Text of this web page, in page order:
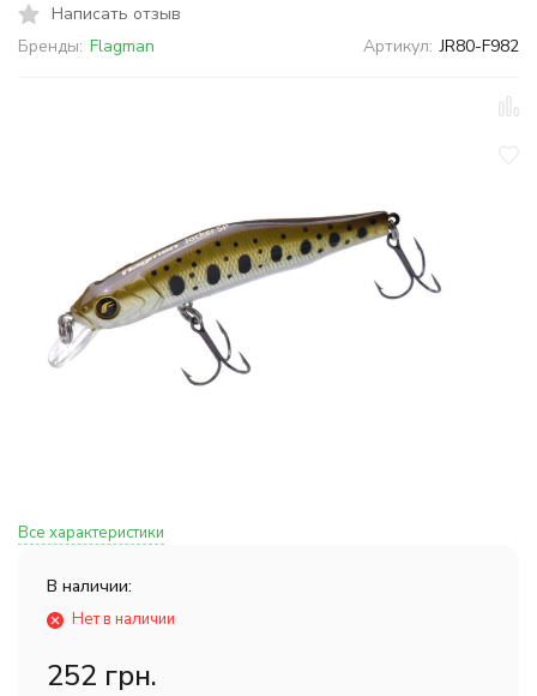
Написать отзыв
Бренды: Flagman Артикул: JR80-F982
Все характеристики
В наличии:
Нет в наличии
252 грн.